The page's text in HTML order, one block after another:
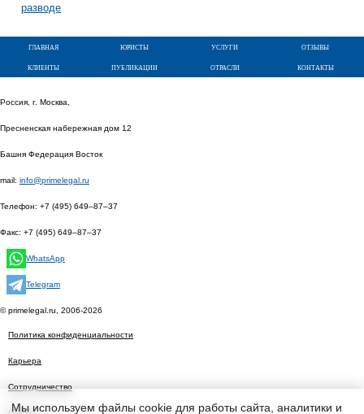
разводе
главная юристы услуги
отзывы
клиенты
публикации отрасли контакты
Россия, г. Москва,
Пресненская набережная дом 12
Башня Федерация Восток
mail: info@primelegal.ru
Телефон: +7 (495) 649–87–37
Факс: +7 (495) 649–87–37
WhatsApp
Telegram
© primelegal.ru, 2006-2026
Политика конфиденциальности
Карьера
Сотрудничество
Мы используем файлы cookie для работы сайта, аналитики и